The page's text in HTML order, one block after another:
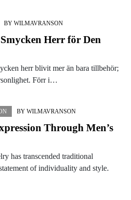
BY WILMAVRANSON
Herr för Den
herr blivit mer än bara tillbehör;
Förr i…
BY WILMAVRANSON
Through Men’s
has transcended traditional
of individuality and style.